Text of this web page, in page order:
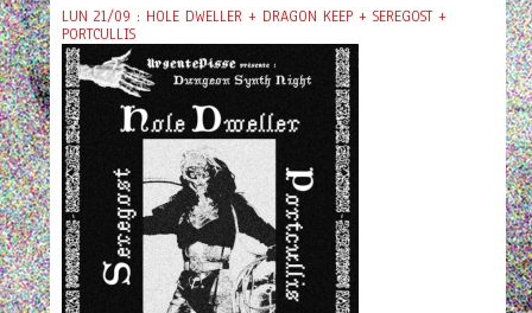
LUN 21/09 : HOLE DWELLER + DRAGON KEEP + SEREGOST +
PORTCULLIS